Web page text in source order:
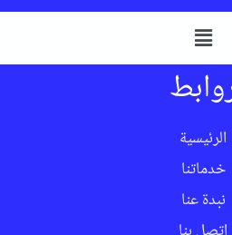
الرئيسية
خدماتنا
نبدة عنا